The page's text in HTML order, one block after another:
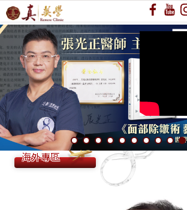
國際美容外科期刊排名第一 ASJ 邀請張光
海外專區